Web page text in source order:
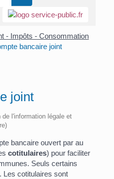
- Impôts - Consommation
bancaire joint
joint
l'information légale et
bancaire ouvert par au
cotitulaires) pour faciliter
Seuls certains
Les cotitulaires sont